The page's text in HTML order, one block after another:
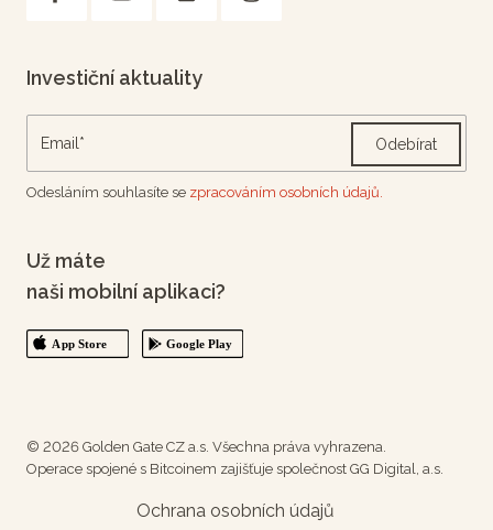
Investiční aktuality
Odebírat
Odesláním souhlasíte se zpracováním osobních údajů.
Už máte
naši mobilní aplikaci?
© 2026 Golden Gate CZ a.s. Všechna práva vyhrazena.
Operace spojené s Bitcoinem zajišťuje společnost GG Digital, a.s.
Ochrana osobních údajů